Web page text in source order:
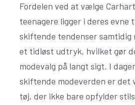
Fordelen ved at vælge
teenagere ligger i deres evne
skiftende tendenser samtidig
et tidløst udtryk, hvilket gør
modevalg på langt sigt. I
skiftende modeverden er
tøj, der ikke bare opfylder